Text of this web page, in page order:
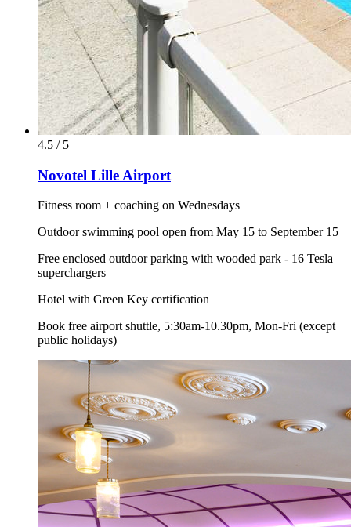
4.5 / 5
Novotel Lille Airport
Fitness room + coaching on Wednesdays
Outdoor swimming pool open from May 15 to September 15
Free enclosed outdoor parking with wooded park - 16 Tesla
superchargers
Hotel with Green Key certification
Book free airport shuttle, 5:30am-10.30pm, Mon-Fri (except
public holidays)